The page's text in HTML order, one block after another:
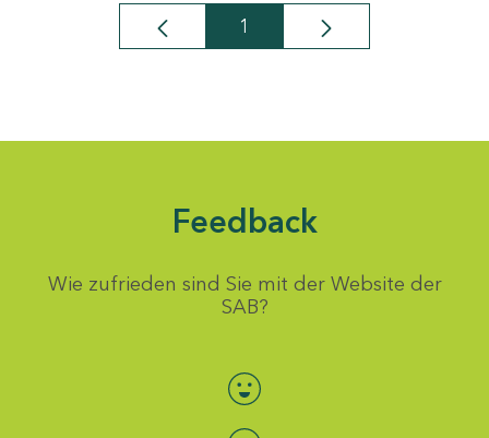
Seite
1
Feedback
Wie zufrieden sind Sie mit der Website der
SAB?
Bewertung auswählen